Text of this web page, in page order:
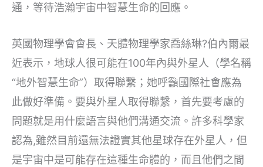
通，等待浩瀚宇宙中智慧生命的回應。
英國物理學會會長、天體物理學家喬絲琳?伯內爾最
近表示，地球人很可能在100年內與外星人（學名稱
“地外智慧生命”）取得聯繫；她呼籲國際社會應為
此做好準備。要與外星人取得聯繫，首先要考慮的
問題就是用什麼語言與他們溝通交流。許多科學家
認為,雖然目前還無法證實其他星球存在外星人，但
是宇宙中是可能存在這種生命體的，而且他們之間